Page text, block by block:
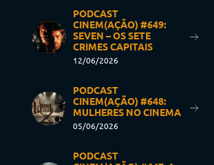
PODCAST
CINEM(AÇÃO) #649:
SEVEN – OS SETE
CRIMES CAPITAIS
12/06/2026
PODCAST
CINEM(AÇÃO) #648:
MULHERES NO CINEMA
05/06/2026
PODCAST